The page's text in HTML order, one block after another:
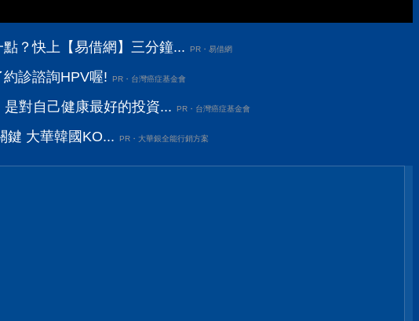
？快上【易借網】三分鐘... PR・易借網
診諮詢HPV喔! PR・台灣癌症基金會
是對自己健康最好的投資... PR・台灣癌症基金會
鍵 大華韓國KO... PR・大華銀全能行銷方案